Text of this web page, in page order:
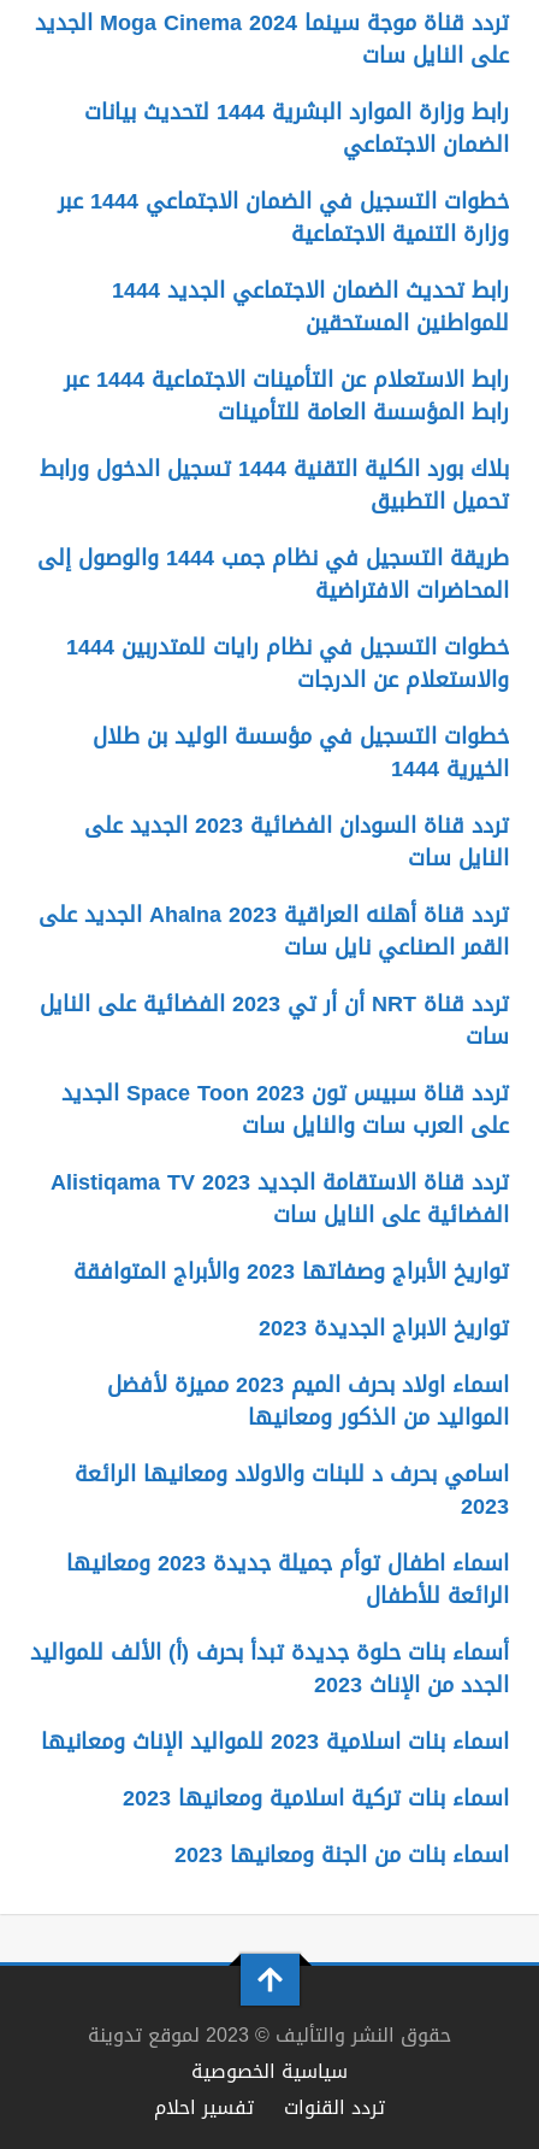
تردد قناة موجة سينما 2024 Moga Cinema الجديد
على النايل سات
رابط وزارة الموارد البشرية 1444 لتحديث بيانات
الضمان الاجتماعي
خطوات التسجيل في الضمان الاجتماعي 1444 عبر
وزارة التنمية الاجتماعية
رابط تحديث الضمان الاجتماعي الجديد 1444
للمواطنين المستحقين
رابط الاستعلام عن التأمينات الاجتماعية 1444 عبر
رابط المؤسسة العامة للتأمينات
بلاك بورد الكلية التقنية 1444 تسجيل الدخول ورابط
تحميل التطبيق
طريقة التسجيل في نظام جمب 1444 والوصول إلى
المحاضرات الافتراضية
خطوات التسجيل في نظام رايات للمتدربين 1444
والاستعلام عن الدرجات
خطوات التسجيل في مؤسسة الوليد بن طلال
الخيرية 1444
تردد قناة السودان الفضائية 2023 الجديد على
النايل سات
تردد قناة أهلنه العراقية Ahalna 2023 الجديد على
القمر الصناعي نايل سات
تردد قناة NRT أن أر تي 2023 الفضائية على النايل
سات
تردد قناة سبيس تون Space Toon 2023 الجديد
على العرب سات والنايل سات
تردد قناة الاستقامة الجديد 2023 Alistiqama TV
الفضائية على النايل سات
تواريخ الأبراج وصفاتها 2023 والأبراج المتوافقة
تواريخ الابراج الجديدة 2023
اسماء اولاد بحرف الميم 2023 مميزة لأفضل
المواليد من الذكور ومعانيها
اسامي بحرف د للبنات والاولاد ومعانيها الرائعة
2023
اسماء اطفال توأم جميلة جديدة 2023 ومعانيها
الرائعة للأطفال
أسماء بنات حلوة جديدة تبدأ بحرف (أ) الألف للمواليد
الجدد من الإناث 2023
اسماء بنات اسلامية 2023 للمواليد الإناث ومعانيها
اسماء بنات تركية اسلامية ومعانيها 2023
اسماء بنات من الجنة ومعانيها 2023
حقوق النشر والتأليف © 2023 لموقع تدوينة
سياسية الخصوصية
تردد القنوات
تفسير احلام